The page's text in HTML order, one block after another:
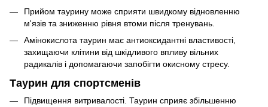
Прийом таурину може сприяти швидкому відновленню
м'язів та зниженню рівня втоми після тренувань.
Амінокислота таурин має антиоксидантні властивості,
захищаючи клітини від шкідливого впливу вільних
радикалів і допомагаючи запобігти окисному стресу.
Таурин для спортсменів
Підвищення витривалості. Таурин сприяє збільшенню